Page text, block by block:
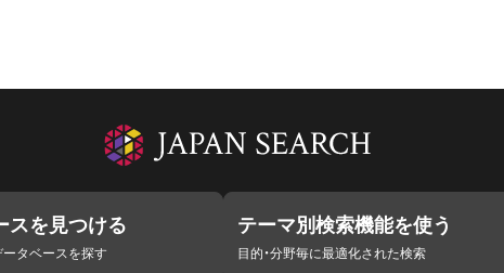
スを見つける
タベースを探す
テーマ別検索機能を使う
目的・分野毎に最適化された検索